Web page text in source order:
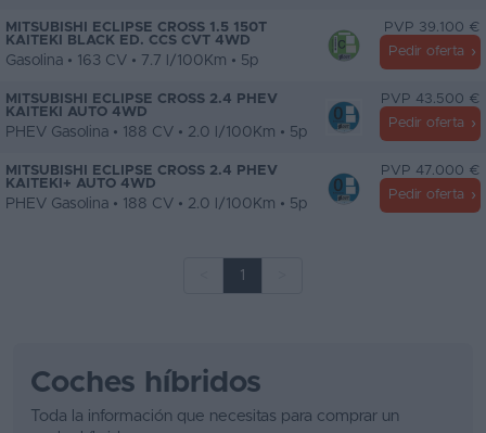
MITSUBISHI ECLIPSE CROSS 1.5 150T
KAITEKI BLACK ED. CCS CVT 4WD
Gasolina • 163 CV • 7.7 l/100Km • 5p
PVP 39.100 €
Pedir oferta
MITSUBISHI ECLIPSE CROSS 2.4 PHEV
KAITEKI AUTO 4WD
PHEV Gasolina • 188 CV • 2.0 l/100Km • 5p
PVP 43.500 €
Pedir oferta
MITSUBISHI ECLIPSE CROSS 2.4 PHEV
KAITEKI+ AUTO 4WD
PHEV Gasolina • 188 CV • 2.0 l/100Km • 5p
PVP 47.000 €
Pedir oferta
1
Coches híbridos
Toda la información que necesitas para comprar un